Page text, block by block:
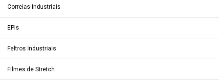
Correias Industriais
EPIs
Feltros Industriais
Filmes de Stretch